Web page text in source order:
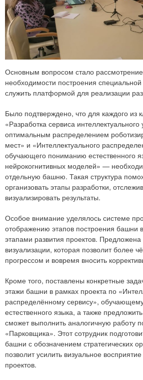
Основным вопросом стало
необходимости построения
служить платформой для реализации
Было подтверждено, что для каждого из
«Разработка сервиса
оптимальным распределением
мест» и «Интеллектуального
обучающего пониманию естественного
нейрокогнитивных моделей» —
отдельную башню. Такая структура
организовать этапы разработки,
визуализировать результаты.
Особое внимание уделялось системе
отображению этапов построения башни в
этапами развития проектов.
визуализации, которая позволит более
прогрессом и вовремя вносить
Кроме того, поставлены конкретные
этажи башни в рамках проекта по
распределённому сервису»,
естественного языка, а также
сможет выполнить аналогичную работу
«Парковщика». Этот сотрудник
башни с обозначением стратегических
позволит усилить визуальное
проектов.